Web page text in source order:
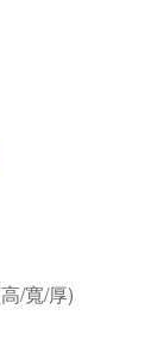
/寬/厚)